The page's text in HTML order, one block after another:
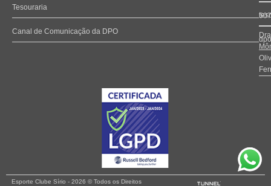
Tesouraria
Canal de Comunicação da DPO
507
Esporte Clube Sírio - 2026 © Todos os Direitos